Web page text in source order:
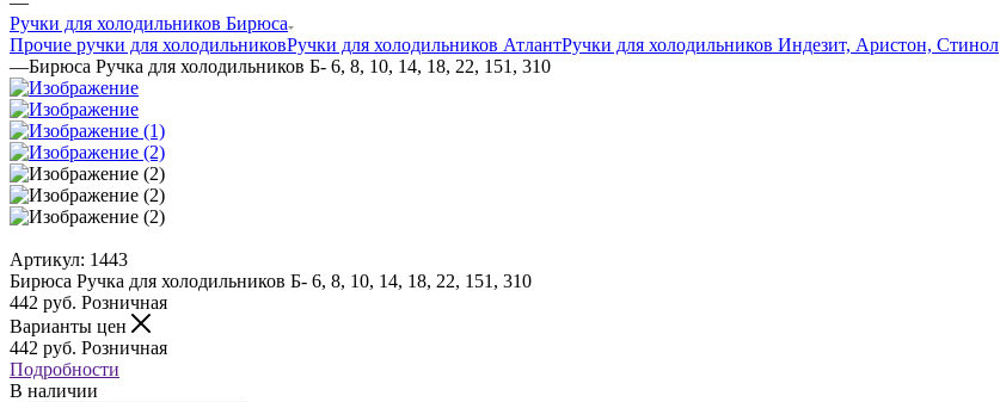
Ручки для холодильников Бирюса
Прочие ручки для холодильниковРучки для холодильников АтлантРучки для холодильников Индезит, Аристон, Стинол
—Бирюса Ручка для холодильников Б- 6, 8, 10, 14, 18, 22, 151, 310
Артикул: 1443
Бирюса Ручка для холодильников Б- 6, 8, 10, 14, 18, 22, 151, 310
442 руб. Розничная
Варианты цен
442 руб. Розничная
Подробности
В наличии